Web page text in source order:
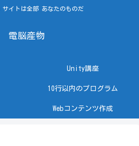
サイトは全部 あなたのものだ
電脳産物
Unity講座
10行以内のプログラム
Webコンテンツ作成